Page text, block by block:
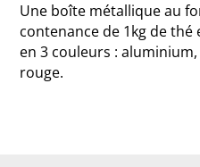
Une boîte métallique au
contenance de 1kg de thé
en 3 couleurs :
rouge.